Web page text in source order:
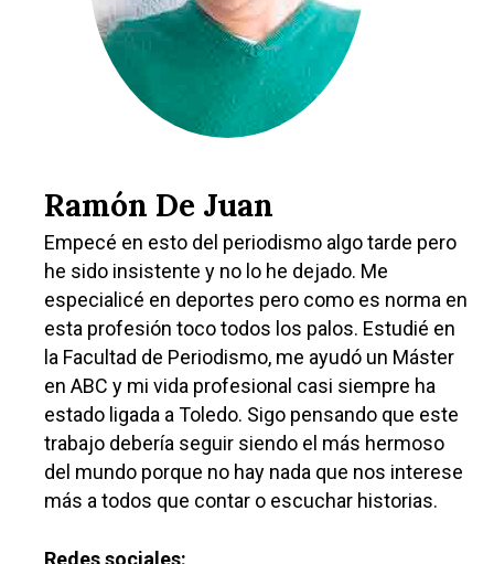
Ramón De Juan
Empecé en esto del periodismo algo tarde pero
he sido insistente y no lo he dejado. Me
especialicé en deportes pero como es norma en
esta profesión toco todos los palos. Estudié en
la Facultad de Periodismo, me ayudó un Máster
en ABC y mi vida profesional casi siempre ha
estado ligada a Toledo. Sigo pensando que este
trabajo debería seguir siendo el más hermoso
del mundo porque no hay nada que nos interese
más a todos que contar o escuchar historias.
Redes sociales:
Castilla-La